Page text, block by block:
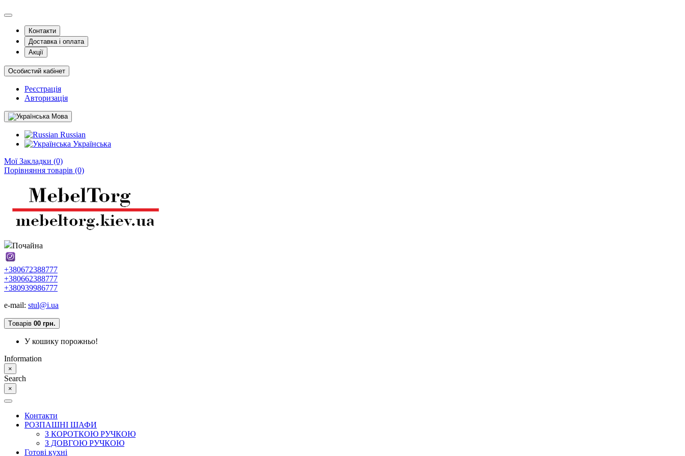
Контакти
Доставка і оплата
Акції
Особистий кабінет
Реєстрація
Авторизація
Мова
Russian
Українська
Мої Закладки (0)
Порівняння товарів (0)
Почайна
+380672388777
+380662388777
+380939986777
e-mail: stul@i.ua
Tоварів 00 грн.
У кошику порожньо!
Information
×
Search
×
Контакти
РОЗПАШНІ ШАФИ
З КОРОТКОЮ РУЧКОЮ
З ДОВГОЮ РУЧКОЮ
Готові кухні